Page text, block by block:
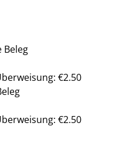
Beleg
€2.50
€2.50